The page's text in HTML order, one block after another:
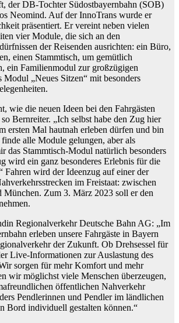
der DB-Tochter Südostbayernbahn (SOB)
Neomind. Auf der InnoTrans wurde er
präsentiert. Er vereint neben vielen
vier Module, die sich an den
der Reisenden ausrichten: ein Büro,
einen Stammtisch, um gemütlich
ein Familienmodul zur großzügigen
Modul „Neues Sitzen“ mit besonders
wie die neuen Ideen bei den Fahrgästen
Bernreiter. „Ich selbst habe den Zug hier
ersten Mal hautnah erleben dürfen und bin
alle Module gelungen, aber als
das Stammtisch-Modul natürlich besonders
wird ein ganz besonderes Erlebnis für die
Fahren wird der Ideenzug auf einer der
im Freistaat: zwischen
Zum 3. März 2023 soll er den
Regionalverkehr Deutsche Bahn AG: „Im
erleben unsere Fahrgäste in Bayern
der Zukunft. Ob Drehsessel für
Live-Informationen zur Auslastung des
sorgen für mehr Komfort und mehr
wir möglichst viele Menschen überzeugen,
öffentlichen Nahverkehr
Pendlerinnen und Pendler im ländlichen
Bord individuell gestalten können.“